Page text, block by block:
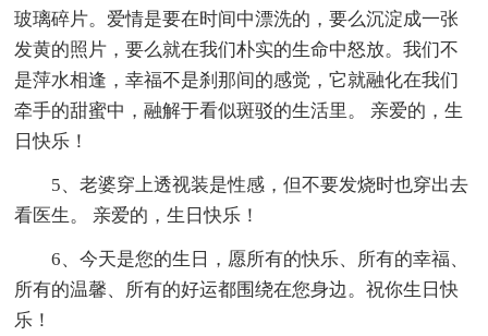
玻璃碎片。爱情是要在时间中漂洗的，要么沉淀成一张
发黄的照片，要么就在我们朴实的生命中怒放。我们不
是萍水相逢，幸福不是刹那间的感觉，它就融化在我们
牵手的甜蜜中，融解于看似斑驳的生活里。 亲爱的，生
日快乐！
5、老婆穿上透视装是性感，但不要发烧时也穿出去
看医生。 亲爱的，生日快乐！
6、今天是您的生日，愿所有的快乐、所有的幸福、
所有的温馨、所有的好运都围绕在您身边。祝你生日快
乐！